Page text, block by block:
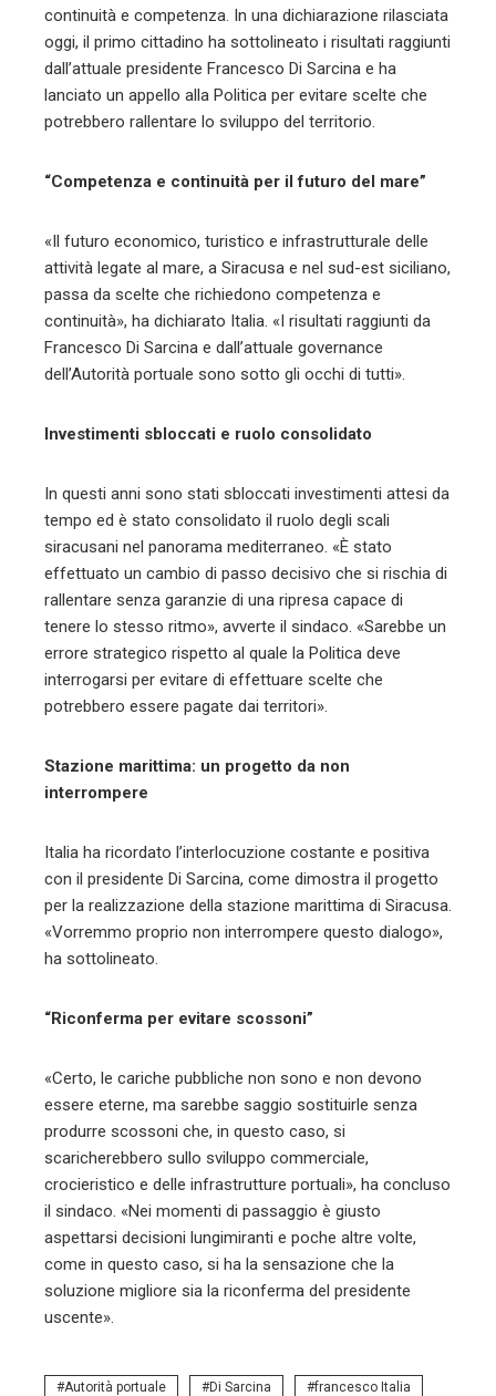
continuità e competenza. In una dichiarazione rilasciata
oggi, il primo cittadino ha sottolineato i risultati raggiunti
dall’attuale presidente Francesco Di Sarcina e ha
lanciato un appello alla Politica per evitare scelte che
potrebbero rallentare lo sviluppo del territorio.
“Competenza e continuità per il futuro del mare”
«Il futuro economico, turistico e infrastrutturale delle
attività legate al mare, a Siracusa e nel sud-est siciliano,
passa da scelte che richiedono competenza e
continuità», ha dichiarato Italia. «I risultati raggiunti da
Francesco Di Sarcina e dall’attuale governance
dell’Autorità portuale sono sotto gli occhi di tutti».
Investimenti sbloccati e ruolo consolidato
In questi anni sono stati sbloccati investimenti attesi da
tempo ed è stato consolidato il ruolo degli scali
siracusani nel panorama mediterraneo. «È stato
effettuato un cambio di passo decisivo che si rischia di
rallentare senza garanzie di una ripresa capace di
tenere lo stesso ritmo», avverte il sindaco. «Sarebbe un
errore strategico rispetto al quale la Politica deve
interrogarsi per evitare di effettuare scelte che
potrebbero essere pagate dai territori».
Stazione marittima: un progetto da non
interrompere
Italia ha ricordato l’interlocuzione costante e positiva
con il presidente Di Sarcina, come dimostra il progetto
per la realizzazione della stazione marittima di Siracusa.
«Vorremmo proprio non interrompere questo dialogo»,
ha sottolineato.
“Riconferma per evitare scossoni”
«Certo, le cariche pubbliche non sono e non devono
essere eterne, ma sarebbe saggio sostituirle senza
produrre scossoni che, in questo caso, si
scaricherebbero sullo sviluppo commerciale,
crocieristico e delle infrastrutture portuali», ha concluso
il sindaco. «Nei momenti di passaggio è giusto
aspettarsi decisioni lungimiranti e poche altre volte,
come in questo caso, si ha la sensazione che la
soluzione migliore sia la riconferma del presidente
uscente».
Autorità portuale Di Sarcina francesco Italia